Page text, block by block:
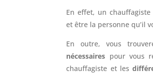
En effet, un chauffagiste
et être la personne qu’il
En outre, vous
nécessaires pour vous
chauffagiste et les